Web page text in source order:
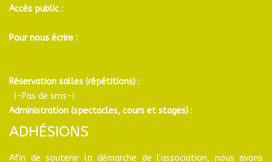
Accès public :
Pour nous écrire :
Réservation salles (répétitions) :
(-Pas de sms-)
Administration (spectacles, cours et stages) :
ADHÉSIONS
Afin de soutenir la démarche de l'association, nous avons